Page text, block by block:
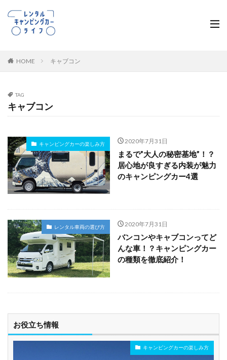
HOME キャブコン
TAG
キャブコン
キャンピングカーの楽しみ方 2020年7月31日
まるで”大人の秘密基地”！？
居心地が良すぎる内装が魅力
のキャンピングカー4選
レンタル車両の選び方 2020年7月31日
バンコンやキャブコンってど
んな車！？キャンピングカー
の種類を徹底紹介！
お役立ち情報
キャンピングカーの楽しみ方